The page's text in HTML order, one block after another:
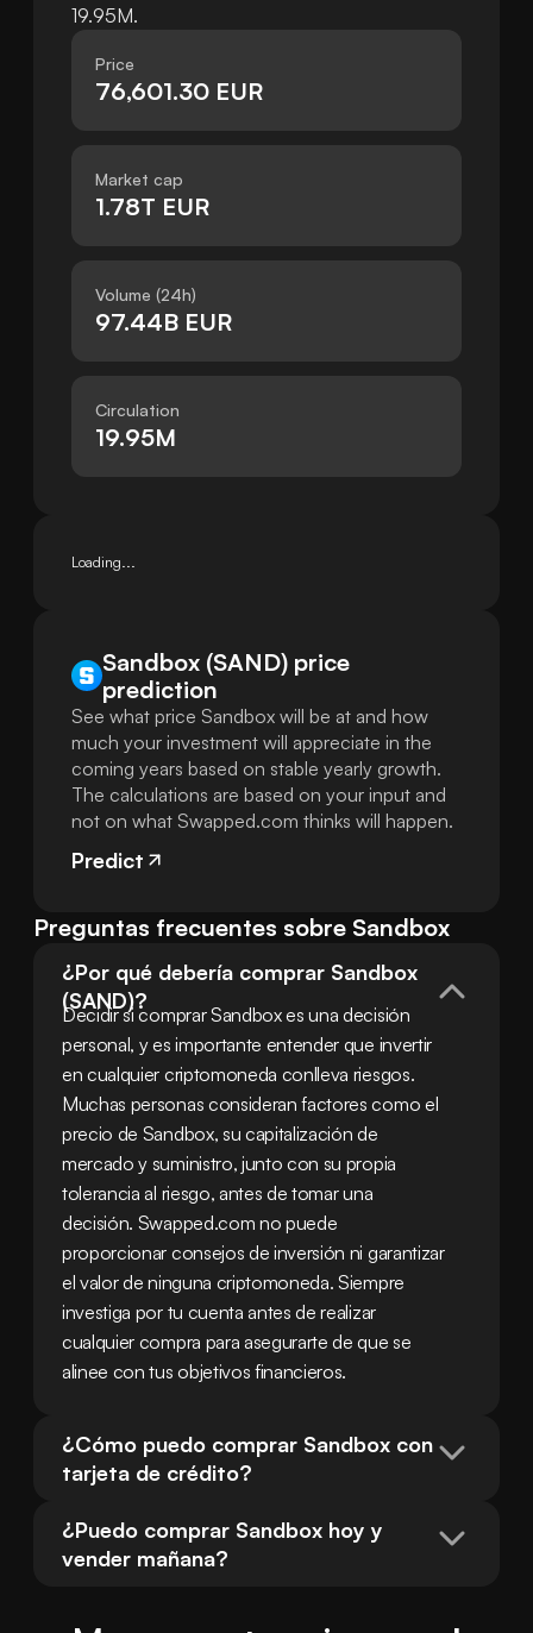
19.95M.
Price
76,601.30 EUR
Market cap
1.78T EUR
Volume (24h)
97.44B EUR
Circulation
19.95M
Loading...
Sandbox (SAND) price
prediction
See what price Sandbox will be at and how
much your investment will appreciate in the
coming years based on stable yearly growth.
The calculations are based on your input and
not on what Swapped.com thinks will happen.
Predict
Preguntas frecuentes sobre Sandbox
¿Por qué debería comprar Sandbox
(SAND)?
Decidir si comprar Sandbox es una decisión
personal, y es importante entender que invertir
en cualquier criptomoneda conlleva riesgos.
Muchas personas consideran factores como el
precio de Sandbox, su capitalización de
mercado y suministro, junto con su propia
tolerancia al riesgo, antes de tomar una
decisión. Swapped.com no puede
proporcionar consejos de inversión ni garantizar
el valor de ninguna criptomoneda. Siempre
investiga por tu cuenta antes de realizar
cualquier compra para asegurarte de que se
alinee con tus objetivos financieros.
¿Cómo puedo comprar Sandbox con
tarjeta de crédito?
¿Puedo comprar Sandbox hoy y
vender mañana?